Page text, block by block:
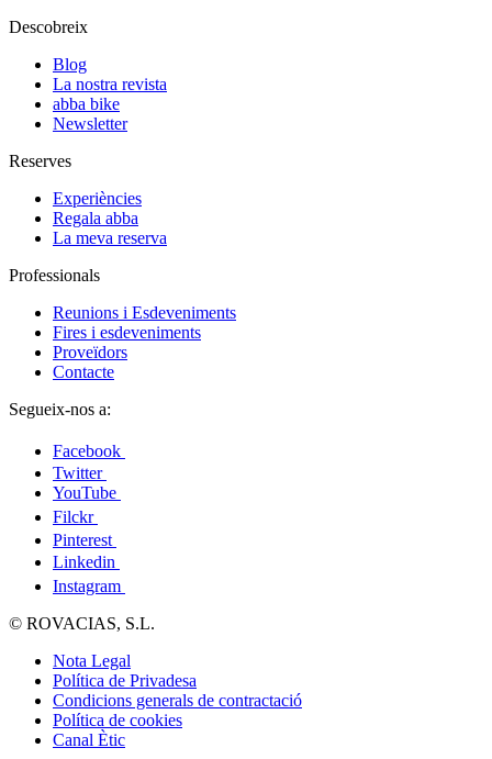
Descobreix
Blog
La nostra revista
abba bike
Newsletter
Reserves
Experiències
Regala abba
La meva reserva
Professionals
Reunions i Esdeveniments
Fires i esdeveniments
Proveïdors
Contacte
Segueix-nos a:
Facebook
Twitter
YouTube
Filckr
Pinterest
Linkedin
Instagram
© ROVACIAS, S.L.
Nota Legal
Política de Privadesa
Condicions generals de contractació
Política de cookies
Canal Ètic